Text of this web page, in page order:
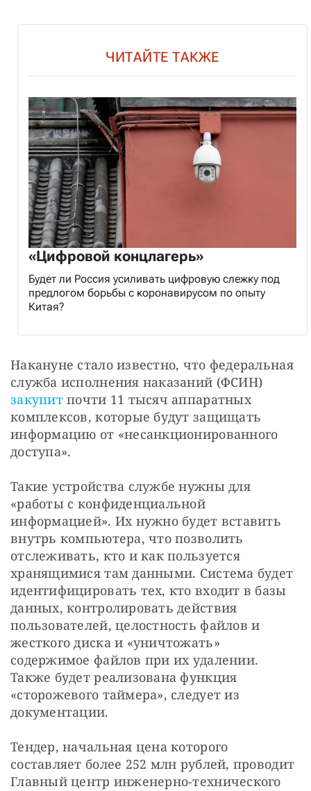
ЧИТАЙТЕ ТАКЖЕ
«Цифровой концлагерь»
Будет ли Россия усиливать цифровую слежку под
предлогом борьбы с коронавирусом по опыту
Китая?
Накануне стало известно, что федеральная
закупит почти 11 тысяч аппаратных
комплексов, которые будут защищать
информацию от «несанкционированного
доступа».
Такие устройства службе нужны для
«работы с конфиденциальной
информацией». Их нужно будет вставить
внутрь компьютера, что позволить
отслеживать, кто и как пользуется
хранящимися там данными. Система будет
идентифицировать тех, кто входит в базы
данных, контролировать действия
пользователей, целостность файлов и
жесткого диска и «уничтожать»
содержимое файлов при их удалении.
Также будет реализована функция
«сторожевого таймера», следует из
документации.
Тендер, начальная цена которого
составляет более 252 млн рублей, проводит
Главный центр инженерно-технического